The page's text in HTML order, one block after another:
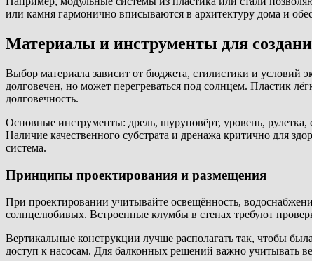
или камня гармонично вписываются в архитектуру дома и
Материалы и инструменты для
Выбор материала зависит от бюджета, стилистики и условий
долговечен, но может перегреваться под солнцем. Пластик
долговечность.
Основные инструменты: дрель, шуруповёрт, уровень,
Наличие качественного субстрата и дренажа критично для
система.
Принципы проектирования и размещения
При проектировании учитывайте освещённость,
солнцелюбивых. Встроенные клумбы в стенах требуют
Вертикальные конструкции лучше располагать так, чтобы
доступ к насосам. Для балконных решений важно учитывать